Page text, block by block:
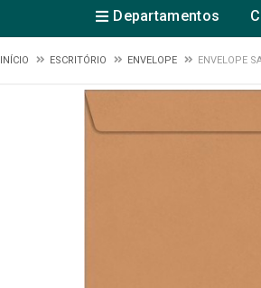
Departamentos
INÍCIO ESCRITÓRIO ENVELOPE ENVELOPE